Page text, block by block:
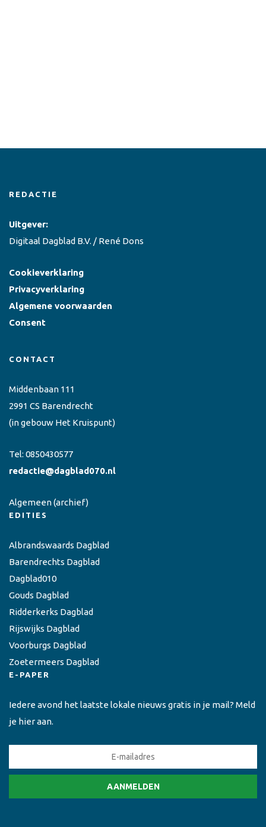
REDACTIE
Uitgever:
Digitaal Dagblad B.V. / René Dons
Cookieverklaring
Privacyverklaring
Algemene voorwaarden
Consent
CONTACT
Middenbaan 111
2991 CS Barendrecht
(in gebouw Het Kruispunt)
Tel: 0850430577
redactie@dagblad070.nl
Algemeen(archief)
EDITIES
Albrandswaards Dagblad
Barendrechts Dagblad
Dagblad010
Gouds Dagblad
Ridderkerks Dagblad
Rijswijks Dagblad
Voorburgs Dagblad
Zoetermeers Dagblad
E-PAPER
Iedere avond het laatste lokale nieuws gratis in je mail? Meld
je hier aan.